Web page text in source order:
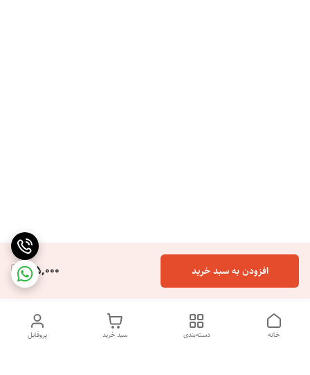
165,000 افزودن به سبد خرید
پروفایل سبد خرید دسته‌بندی خانه